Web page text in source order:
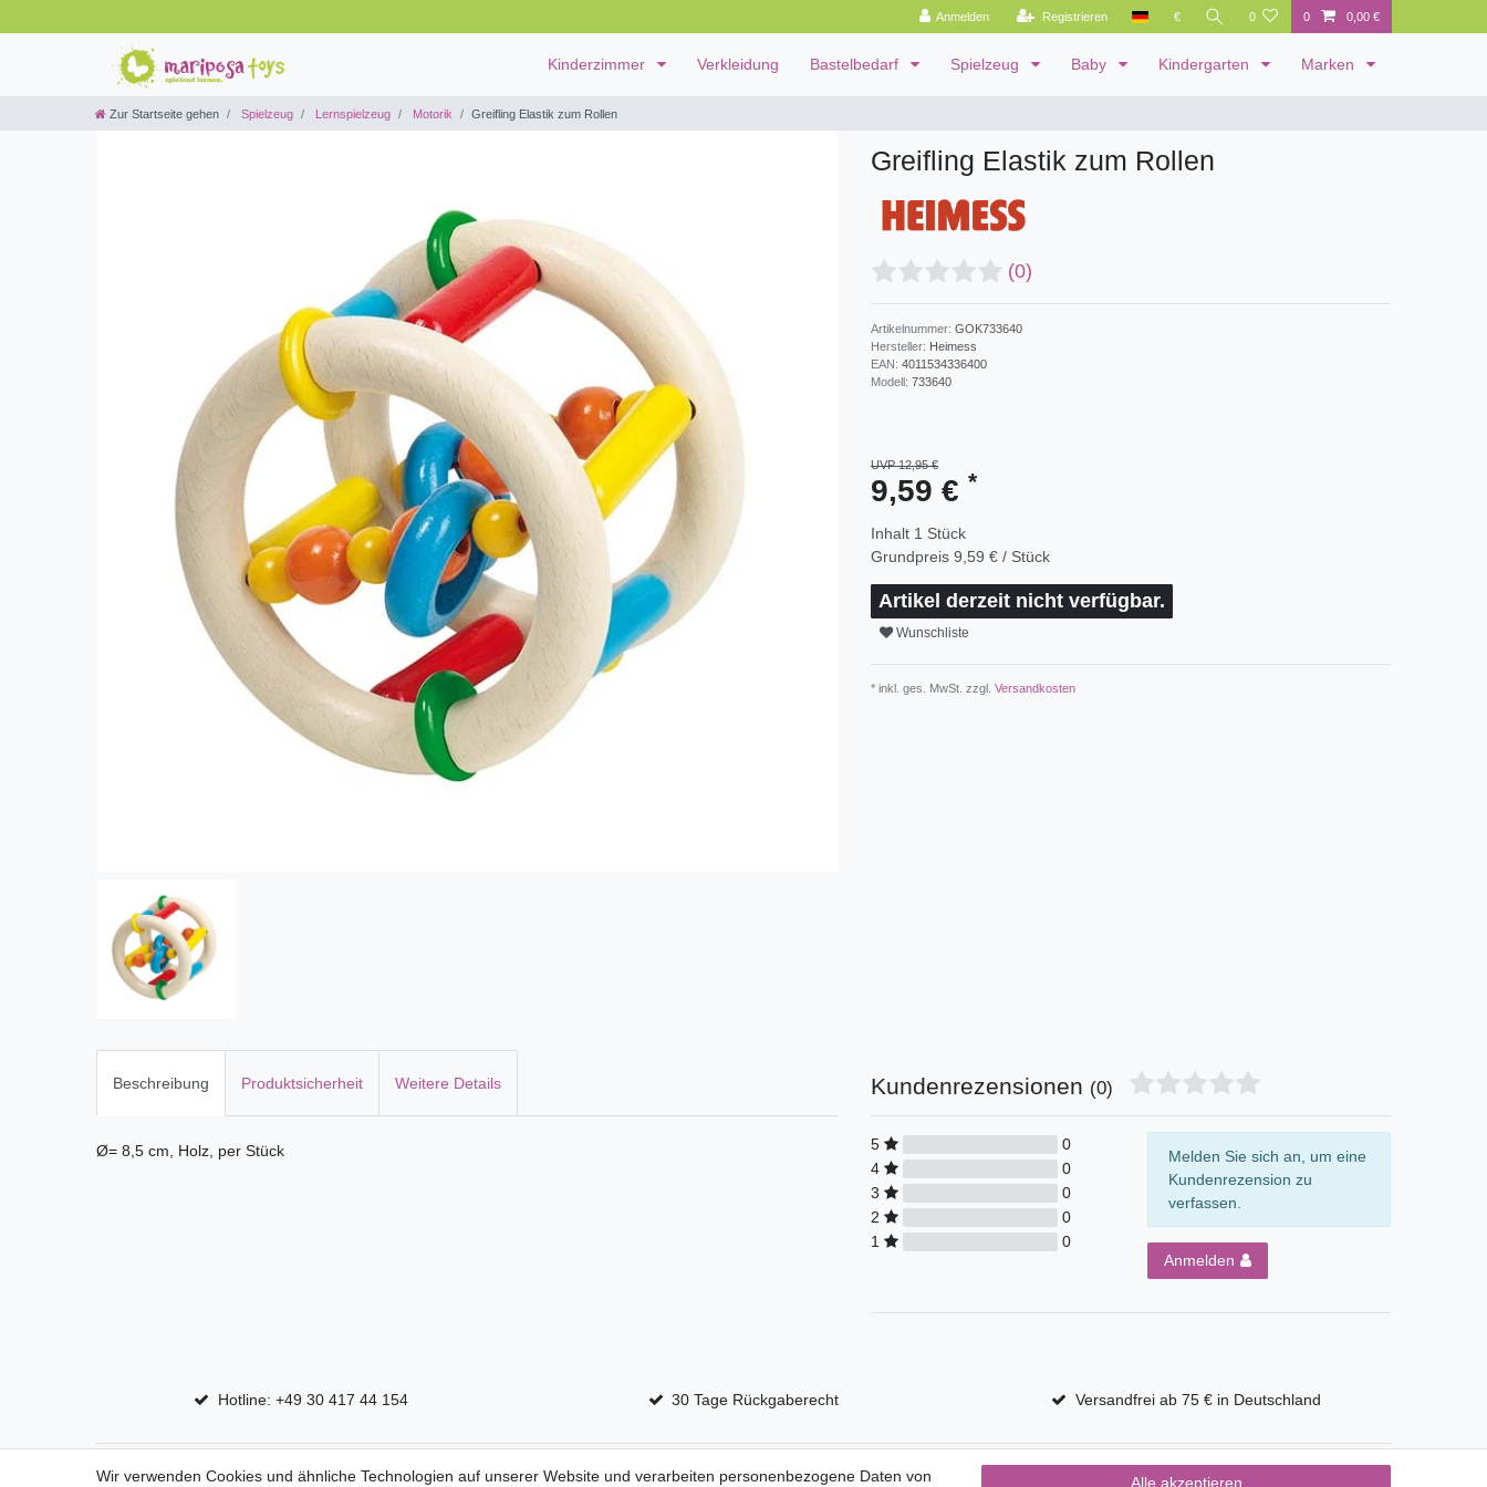
Anmelden Registrieren € 0 0 0,00 €
Kinderzimmer Verkleidung Bastelbedarf Spielzeug Baby Kindergarten Marken
Zur Startseite gehen Spielzeug Lernspielzeug Motorik Greifling Elastik zum Rollen
Greifling Elastik zum Rollen
(0)
Artikelnummer: GOK733640
Hersteller: Heimess
EAN: 4011534336400
Modell: 733640
UVP 12,95 €
9,59 € *
Inhalt 1 Stück
Grundpreis 9,59 € / Stück
Artikel derzeit nicht verfügbar.
Wunschliste
* inkl. ges. MwSt. zzgl. Versandkosten
Beschreibung Produktsicherheit Weitere Details
Ø= 8,5 cm, Holz, per Stück
Kundenrezensionen (0)
5
0
4
0
3
0
2
0
1
0
Melden Sie sich an, um eine
Kundenrezension zu
verfassen.
Anmelden
Hotline: +49 30 417 44 154 30 Tage Rückgaberecht Versandfrei ab 75 € in Deutschland
Top Marken Shop Service
Wir verwenden Cookies und ähnliche Technologien auf unserer Website und verarbeiten personenbezogene Daten von Alle akzeptieren